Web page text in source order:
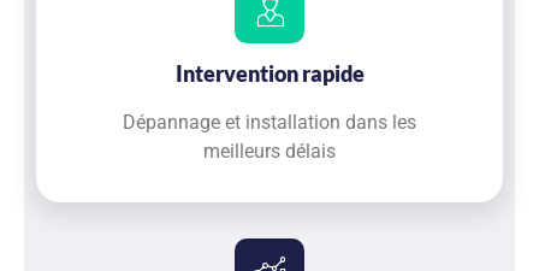
Intervention rapide
Dépannage et installation dans les
meilleurs délais